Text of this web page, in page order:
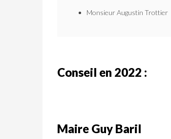
Monsieur Augustin Trottier
Conseil en 2022 :
Maire Guy Baril